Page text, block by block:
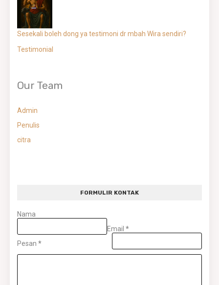
Sesekali boleh dong ya testimoni dr mbah Wira sendiri?
Testimonial
Our Team
Admin
Penulis
citra
FORMULIR KONTAK
Nama
Email *
Pesan *